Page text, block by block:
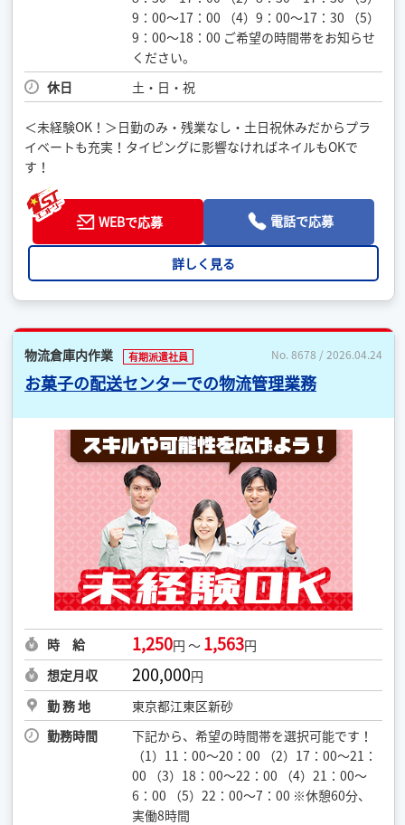
9：00～17：00 （4）9：00～17：30 （5）
9：00～18：00 ご希望の時間帯をお知らせ
ください。
休日
土・日・祝
＜未経験OK！＞日勤のみ・残業なし・土日祝休みだからプラ
イベートも充実！タイピングに影響なければネイルもOKで
す！
WEBで応募 電話で応募
詳しく見る
物流倉庫内作業 有期派遣社員 No. 8678 / 2026.04.24
お菓子の配送センターでの物流管理業務
時 給 1,250円 ～ 1,563円
想定月収
200,000円
勤 務 地
東京都江東区新砂
勤務時間
下記から、希望の時間帯を選択可能です！
（1）11：00～20：00 （2）17：00～21：
00 （3）18：00～22：00 （4）21：00～
6：00 （5）22：00～7：00 ※休憩60分、
実働8時間